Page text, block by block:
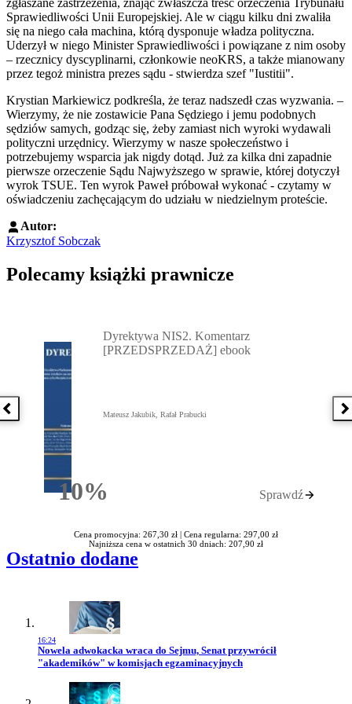
Sprawiedliwości Unii Europejskiej. Ale w ciągu kilku dni zwaliła
się na niego cała machina, którą dysponuje władza polityczna.
Uderzył w niego Minister Sprawiedliwości i powiązane z nim osoby
– rzecznicy dyscyplinarni, członkowie neoKRS, a także mianowany
przez tegoż ministra prezes sądu - stwierdza szef "Iustitii".
Krystian Markiewicz podkreśla, że teraz nadszedł czas wyzwania. –
Wierzymy, że nie zostawicie Pana Sędziego i jemu podobnych
sędziów samych, godząc się, żeby zamiast nich wyroki wydawali
polityczni urzędnicy. Wierzymy w nasze społeczeństwo i
potrzebujemy wsparcia jak nigdy dotąd. Już za kilka dni zapadnie
pierwsze orzeczenie Sądu Najwyższego w sprawie, której dotyczył
wyrok TSUE. Ten wyrok Paweł próbował wykonać - czytamy w
oświadczeniu zachęcającym do udziału w niedzielnym proteście.
Autor:
Krzysztof Sobczak
Polecamy książki prawnicze
Poprzednia książka
10%Rabatu
Dyrektywa NIS2. Komentarz
[PRZEDSPRZEDAŻ] ebook
Mateusz Jakubik, Rafał Prabucki
Sprawdź
Cena promocyjna: 267,30 zł | Cena regularna: 297,00 zł
Najniższa cena w ostatnich 30 dniach: 207,90 zł
Ostatnio dodane
16:24
Przejdź do artykułu:
Nowela adwokacka wraca do Sejmu, Senat przywrócił
"akademików" w komisjach egzaminacyjnych